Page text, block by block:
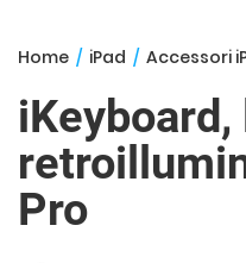
Home / iPad / Accessori
Pro